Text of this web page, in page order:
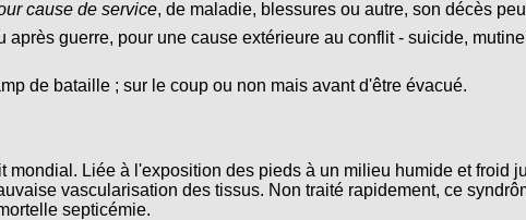
cause de service, de maladie, blessures ou autre, son décès
après guerre, pour une cause extérieure au conflit - suicide,
de bataille ; sur le coup ou non mais avant d'être évacué.
mondial. Liée à l'exposition des pieds à un milieu humide et froid
vascularisation des tissus. Non traité rapidement, ce
septicémie.